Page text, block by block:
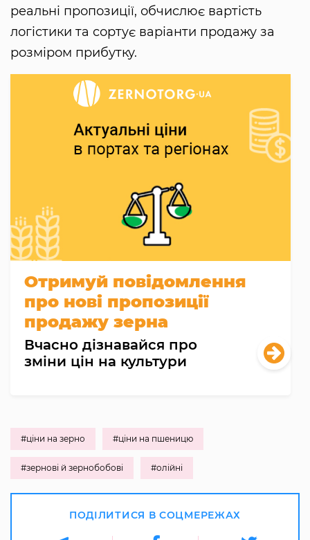
реальні пропозиції, обчислює вартість
логістики та сортує варіанти продажу за
розміром прибутку.
Отримуй повідомлення
про нові пропозиції
продажу зерна
Вчасно дізнавайся про
зміни цін на культури
#ціни на зерно #ціни на пшеницю
#зернові й зернобобові #олійні
ПОДІЛИТИСЯ В СОЦМЕРЕЖАХ